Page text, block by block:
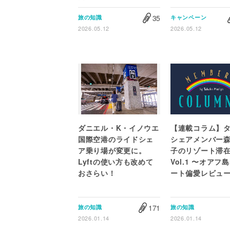
旅の知識
2026.05.12
35 キャンペーン
2026.05.12
ダニエル・K・イノウエ
国際空港のライドシェ
ア乗り場が変更に。
Lyftの使い方も改めて
おさらい！
旅の知識
2026.01.14
171
【連載コラム】
シェアメンバー
子のリゾート滞
Vol.1 〜オアフ
ート偏愛レビュ
旅の知識
2026.01.14